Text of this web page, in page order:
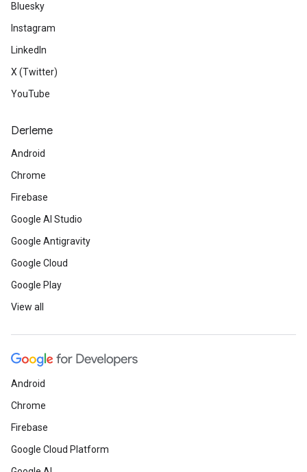
Bluesky
Instagram
LinkedIn
X (Twitter)
YouTube
Derleme
Android
Chrome
Firebase
Google AI Studio
Google Antigravity
Google Cloud
Google Play
View all
Android
Chrome
Firebase
Google Cloud Platform